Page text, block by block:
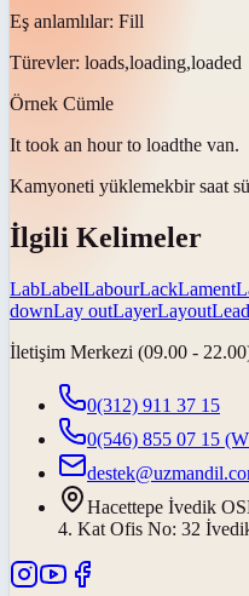
Eş anlamlılar: Fill
Türevler: loads,loading,loaded
Örnek Cümle
It took an hour to loadthe van.
Kamyoneti yüklemekbir saat
İlgili Kelimeler
LabLabelLabourLackLament
downLay outLayerLayoutLead
İletişim Merkezi (09.00 -
0(312) 911 37 15
0(546) 855 07 15
Hacettepe İvedik
4. Kat Ofis No: 32